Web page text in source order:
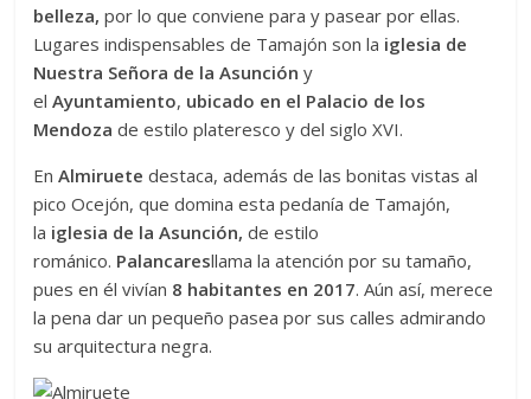
belleza, por lo que conviene para y pasear por ellas.
Lugares indispensables de Tamajón son la iglesia de
Nuestra Señora de la Asuncióny
elAyuntamiento, ubicado en el Palacio de los
Mendozade estilo plateresco y del siglo XVI.
EnAlmiruete destaca, además de las bonitas vistas al
pico Ocejón, que domina esta pedanía de Tamajón,
la iglesia de la Asunción, de estilo
románico. Palancaresllama la atención por su tamaño,
pues en él vivían 8 habitantes en 2017. Aún así, merece
la pena dar un pequeño pasea por sus calles admirando
su arquitectura negra.